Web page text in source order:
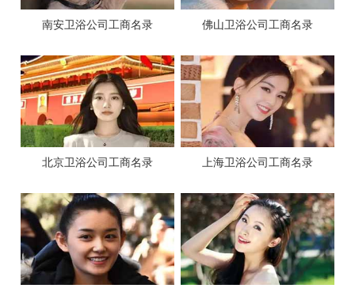
南安‌卫浴公司工商名录 佛山卫浴公司工商名录
北京卫浴公司工商名录 上海卫浴公司工商名录